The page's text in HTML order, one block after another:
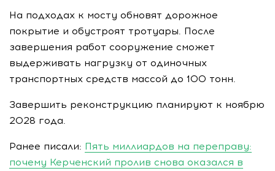
На подходах к мосту обновят дорожное
покрытие и обустроят тротуары. После
завершения работ сооружение сможет
выдерживать нагрузку от одиночных
транспортных средств массой до 100 тонн.
Завершить реконструкцию планируют к ноябрю
2028 года.
Ранее писали: Пять миллиардов на переправу:
почему Керченский пролив снова оказался в